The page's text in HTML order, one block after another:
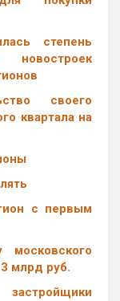
степень
своего
квартала на
с первым
млрд руб.